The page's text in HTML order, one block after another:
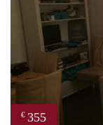
€ 355